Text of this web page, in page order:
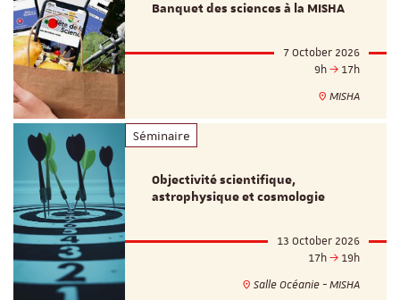
Banquet des sciences à la MISHA
7 October 2026
9h
17h
MISHA
Séminaire
Objectivité scientifique,
astrophysique et cosmologie
13 October 2026
17h
19h
Salle Océanie - MISHA